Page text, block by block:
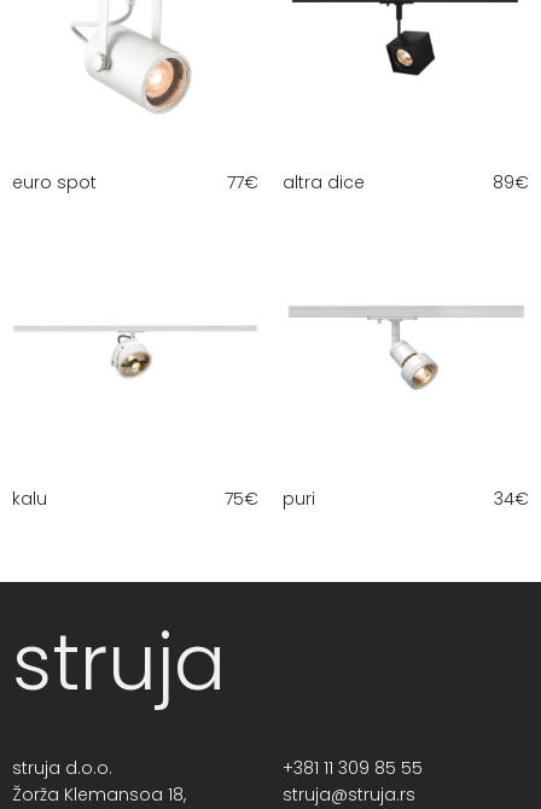
euro spot 77€ altra dice 89€
kalu 75€ puri 34€
struja
struja d.o.o.
Žorža Klemansoa 18,
+381 11 309 85 55
struja@struja.rs